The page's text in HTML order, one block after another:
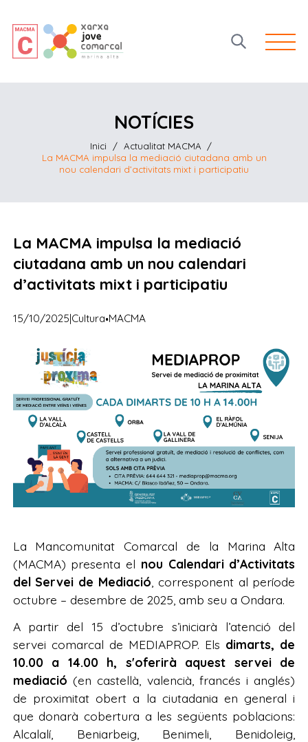
Open
NOTÍCIES
Inici / Actualitat MACMA
/
La MACMA impulsa la mediació ciutadana amb un
nou calendari d’activitats mixt i participatiu
La MACMA impulsa la mediació
ciutadana amb un nou calendari
d’activitats mixt i participatiu
15/10/2025|Cultura·MACMA
La Mancomunitat Comarcal de la Marina Alta
(MACMA) presenta el nou Calendari d’Activitats
del Servei de Mediació , corresponent al període
octubre – desembre de 2025, amb seu a Ondara.
A partir del 15 d’octubre s’iniciarà l’atenció del
servei comarcal de MEDIAPROP. Els dimarts, de
10.00 a 14.00 h, s'oferirà aquest servei de
mediació (en castellà, valencià, francés i anglés)
de proximitat obert a la ciutadania en general i
que donarà cobertura a les següents poblacions:
Alcalalí, Beniarbeig, Benimeli, Benidoleig,